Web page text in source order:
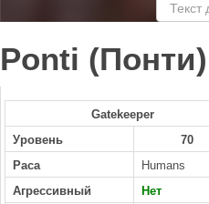
Ponti (Понти)
Gatekeeper
Уровень
70
Раса
Humans
Агрессивный
Нет